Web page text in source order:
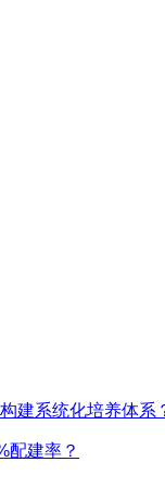
建系统化培养体系
配建率？